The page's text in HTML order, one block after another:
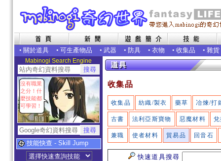
• 關於道具 • 可生產物品 • 武器 • 防具 • 衣物 • 收集品 • 雜貨
Mabinogi Search Engine
沒有職業
之分！什
麼技能都
可學習！
技能快查 - Skill Jump
收集品
收集品 紡織/製衣 藥草 冶煉/打
古書 法利亞斯寶物 惡魔材料
兼職 使者材料 貿易品 回音石
快速道具搜尋